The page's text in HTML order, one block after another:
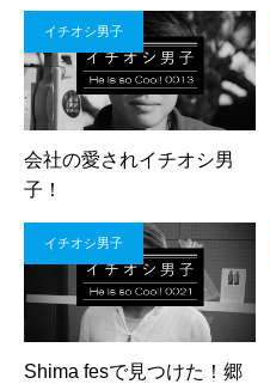
さん)
イチオシ男子
会社の愛されイチオシ男
子！
イチオシ男子
Shima fesで見つけた！郷